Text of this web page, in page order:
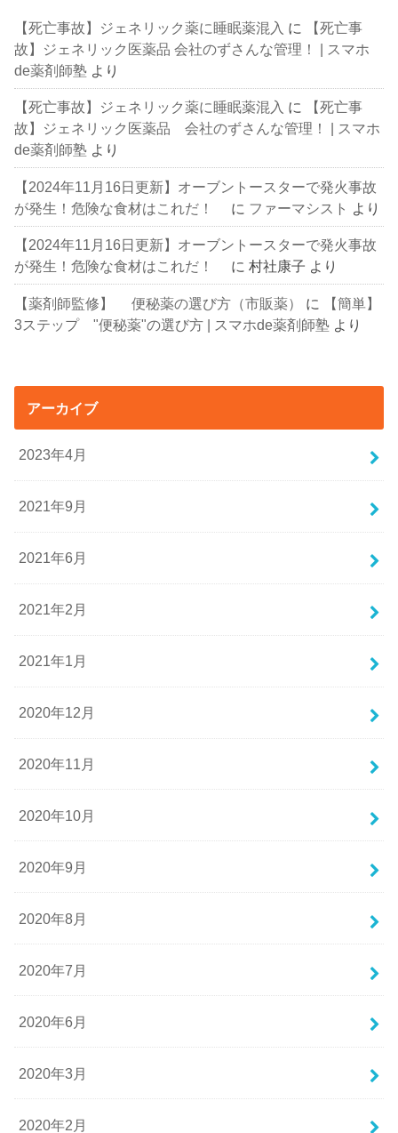
【死亡事故】ジェネリック薬に睡眠薬混入 に
【死亡事
故】ジェネリック医薬品 会社のずさんな管理！ | スマホ
de薬剤師塾 より
【死亡事故】ジェネリック薬に睡眠薬混入 に
【死亡事
故】ジェネリック医薬品 会社のずさんな管理！ | スマホ
de薬剤師塾 より
【2024年11月16日更新】オーブントースターで発火事故
が発生！危険な食材はこれだ！
に ファーマシスト より
【2024年11月16日更新】オーブントースターで発火事故
が発生！危険な食材はこれだ！
に村社康子 より
【薬剤師監修】 便秘薬の選び方（市販薬） に
【簡単】
3ステップ "便秘薬"の選び方 | スマホde薬剤師塾 より
アーカイブ
2023年4月
2021年9月
2021年6月
2021年2月
2021年1月
2020年12月
2020年11月
2020年10月
2020年9月
2020年8月
2020年7月
2020年6月
2020年3月
2020年2月